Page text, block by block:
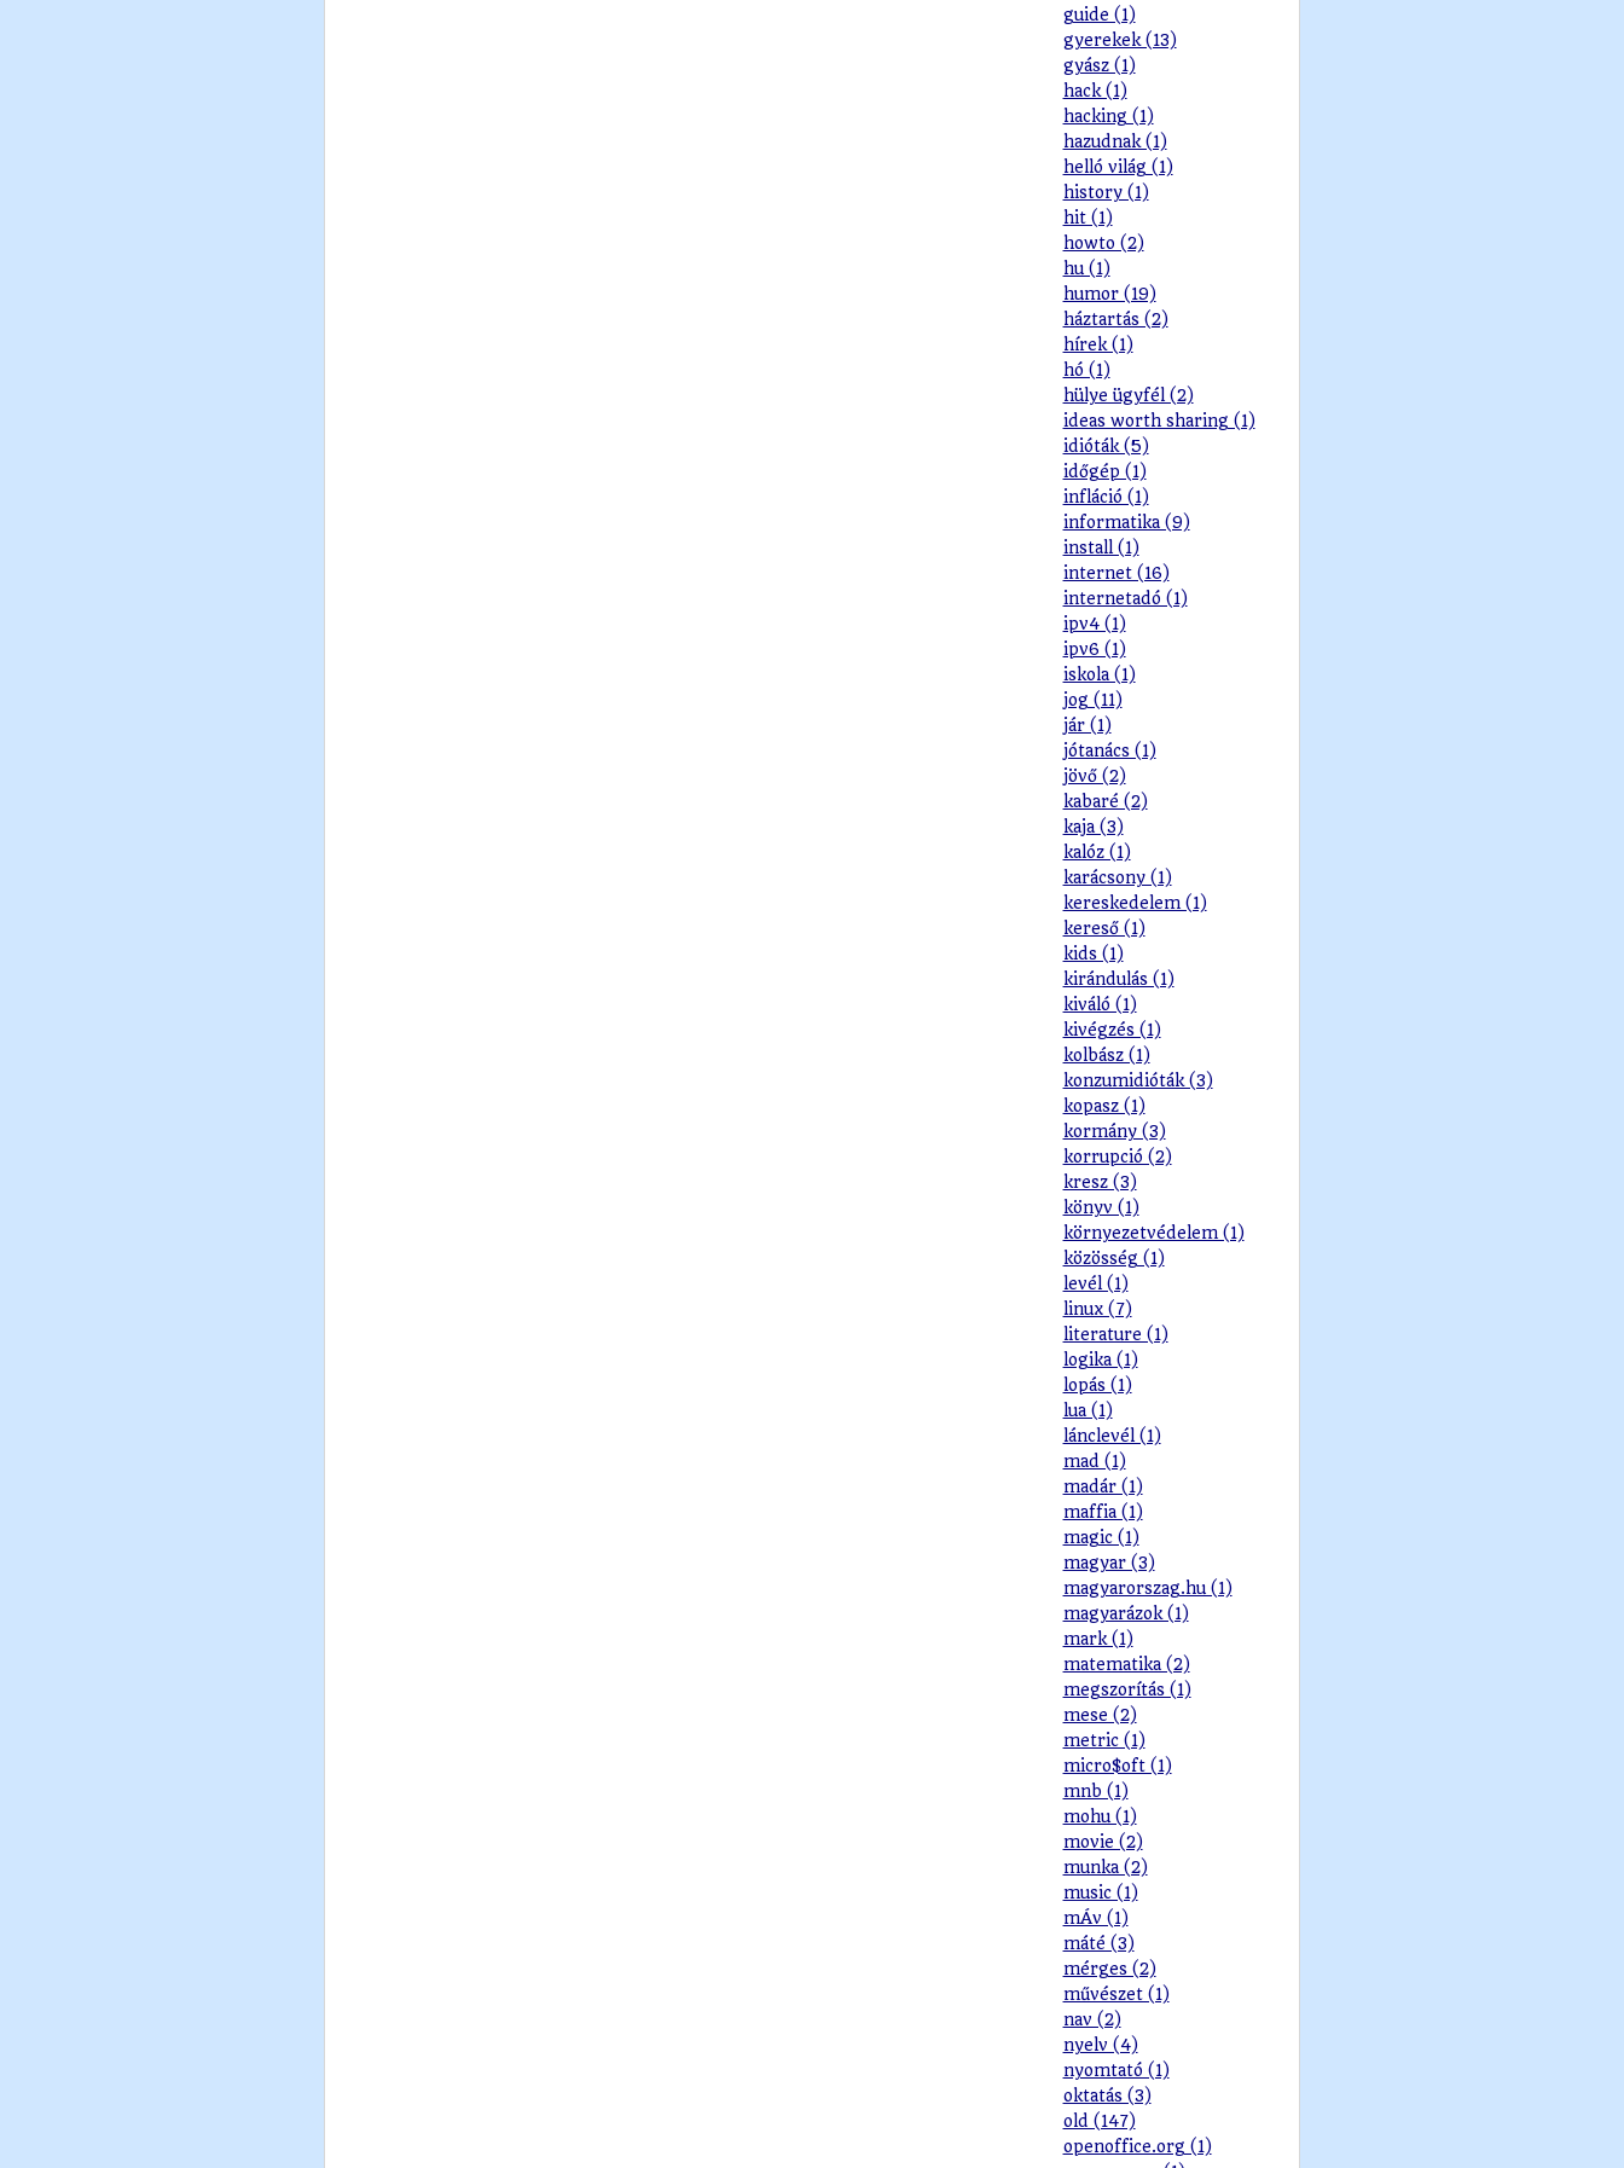
guide (1)
gyerekek (13)
gyász (1)
hack (1)
hacking (1)
hazudnak (1)
helló világ (1)
history (1)
hit (1)
howto (2)
hu (1)
humor (19)
háztartás (2)
hírek (1)
hó (1)
hülye ügyfél (2)
ideas worth sharing (1)
idióták (5)
időgép (1)
infláció (1)
informatika (9)
install (1)
internet (16)
internetadó (1)
ipv4 (1)
ipv6 (1)
iskola (1)
jog (11)
jár (1)
jótanács (1)
jövő (2)
kabaré (2)
kaja (3)
kalóz (1)
karácsony (1)
kereskedelem (1)
kereső (1)
kids (1)
kirándulás (1)
kiváló (1)
kivégzés (1)
kolbász (1)
konzumidióták (3)
kopasz (1)
kormány (3)
korrupció (2)
kresz (3)
könyv (1)
környezetvédelem (1)
közösség (1)
levél (1)
linux (7)
literature (1)
logika (1)
lopás (1)
lua (1)
lánclevél (1)
mad (1)
madár (1)
maffia (1)
magic (1)
magyar (3)
magyarorszag.hu (1)
magyarázok (1)
mark (1)
matematika (2)
megszorítás (1)
mese (2)
metric (1)
micro$oft (1)
mnb (1)
mohu (1)
movie (2)
munka (2)
music (1)
mÁv (1)
máté (3)
mérges (2)
művészet (1)
nav (2)
nyelv (4)
nyomtató (1)
oktatás (3)
old (147)
openoffice.org (1)